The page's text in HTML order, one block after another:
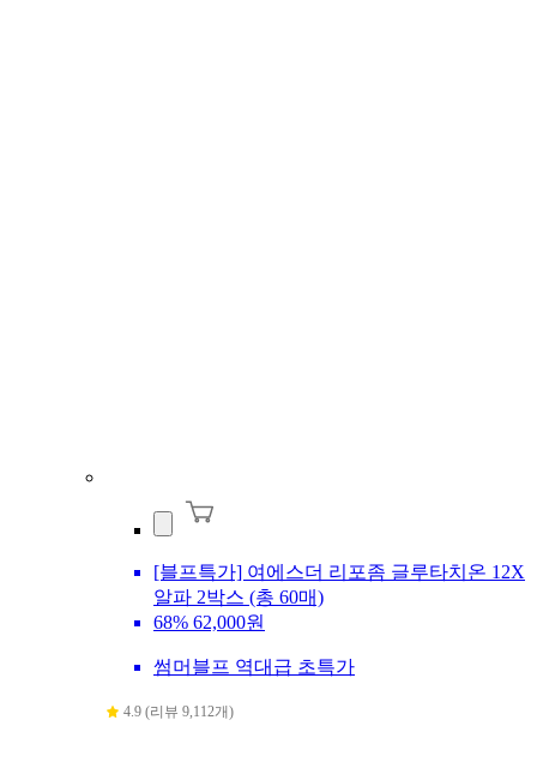
[블프특가] 여에스더 리포좀 글루타치온 12X
알파 2박스 (총 60매)
68% 62,000원
썸머블프 역대급 초특가
4.9 (리뷰 9,112개)